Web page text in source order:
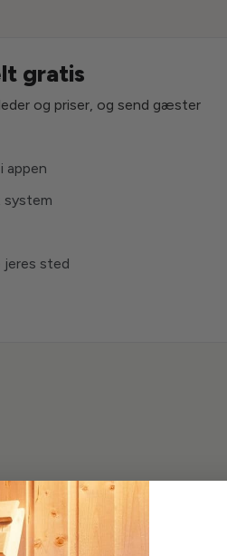
gratis
og priser, og send gæster
appen
system
jeres sted